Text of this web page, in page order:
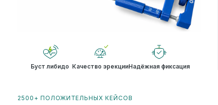
Буст либидо Качество эрекцииНадёжная фиксация
2500+ ПОЛОЖИТЕЛЬНЫХ КЕЙСОВ